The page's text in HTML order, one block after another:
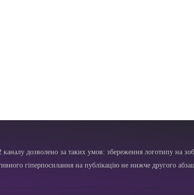
дозволено за таких умов: збереження логотипу на
гіперпосилання на публікацію не нижче другого